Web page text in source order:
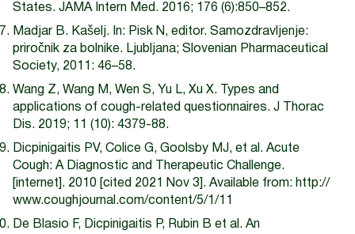
States. JAMA Intern Med. 2016; 176 (6):850–852.
Madjar B. Kašelj. In: Pisk N, editor. Samozdravljenje:
priročnik za bolnike. Ljubljana; Slovenian Pharmaceutical
Society, 2011: 46–58.
Wang Z, Wang M, Wen S, Yu L, Xu X. Types and
applications of cough-related questionnaires. J Thorac
Dis. 2019; 11 (10): 4379-88.
Dicpinigaitis PV, Colice G, Goolsby MJ, et al. Acute
Cough: A Diagnostic and Therapeutic Challenge.
[internet]. 2010 [cited 2021 Nov 3]. Available from: http://
www.coughjournal.com/content/5/1/11
De Blasio F, Dicpinigaitis P, Rubin B et al. An